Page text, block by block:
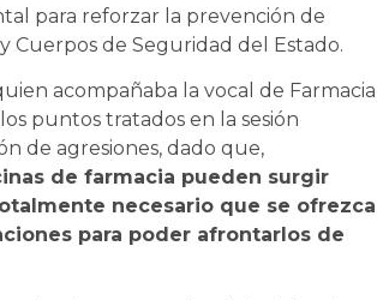
para reforzar la prevención de
Cuerpos de Seguridad del Estado.
acompañaba la vocal de Farmacia
puntos tratados en la sesión
de agresiones, dado que,
de farmacia pueden surgir
necesario que se ofrezca
para poder afrontarlos de